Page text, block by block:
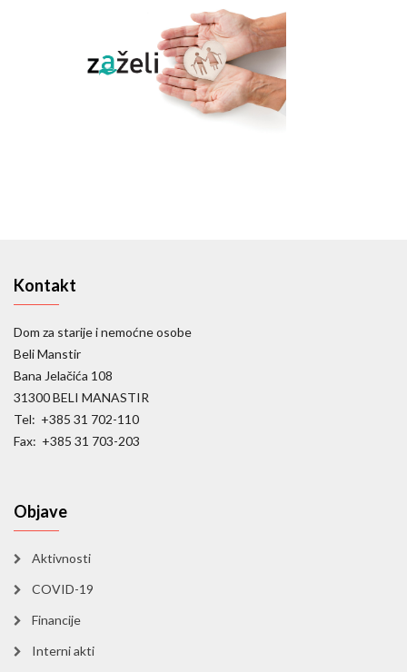
Kontakt
Dom za starije i nemoćne osobe
Beli Manstir
Bana Jelačića 108
31300 BELI MANASTIR
Tel: +385 31 702-110
Fax: +385 31 703-203
Objave
Aktivnosti
COVID-19
Financije
Interni akti